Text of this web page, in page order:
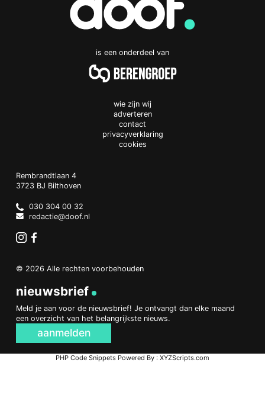
is een onderdeel van
wie zijn wij
adverteren
contact
privacyverklaring
cookies
Doof.nl
work
Rembrandtlaan 4
3723 BJ Bilthoven
Netherlands
030 304 00 32
redactie@doof.nl
© 2026 Alle rechten voorbehouden
nieuwsbrief
Meld je aan voor de nieuwsbrief! Je ontvangt dan elke maand
een overzicht van het belangrijkste nieuws.
aanmelden
PHP Code Snippets Powered By : XYZScripts.com